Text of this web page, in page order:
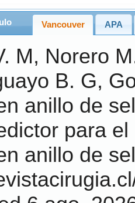
Vancouver APA
M, Norero
B. G,
anillo de
para
anillo de